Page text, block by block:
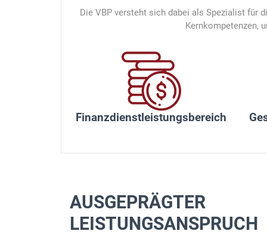
Die VBP versteht sich dabei als Spezialist für
Kernkompetenzen,
Finanzdienstleistungsbereich
AUSGEPRÄGTER
LEISTUNGSANSPRUCH